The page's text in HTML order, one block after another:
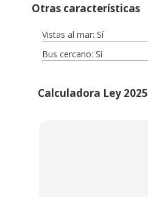
Otras características
Vistas al mar: Sí
Bus cercano: Sí
Calculadora Ley 2025